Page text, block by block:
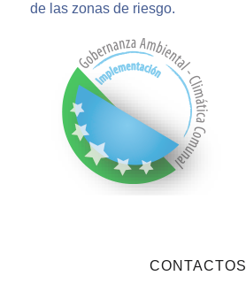
de las zonas de riesgo.
CONTACTOS